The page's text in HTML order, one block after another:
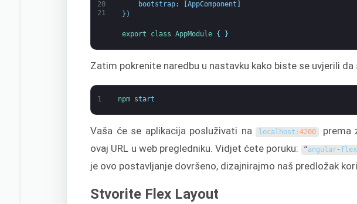
20
21
bootstrap: AppComponent
} )
export class AppModule { }
Zatim pokrenite naredbu u nastavku kako biste se uvjerili da
1 npm start
Vaša će se aplikacija posluživati na localhost :4200
prema
ovaj URL u web pregledniku. Vidjet ćete poruku:
“angular- flex
je ovo postavljanje dovršeno, dizajnirajmo naš predložak
Stvorite Flex Layout